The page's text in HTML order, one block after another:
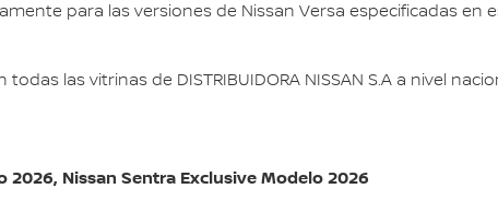
para las versiones de Nissan Versa especificadas en
las vitrinas de DISTRIBUIDORA NISSAN S.A a nivel
2026, Nissan Sentra Exclusive Modelo 2026